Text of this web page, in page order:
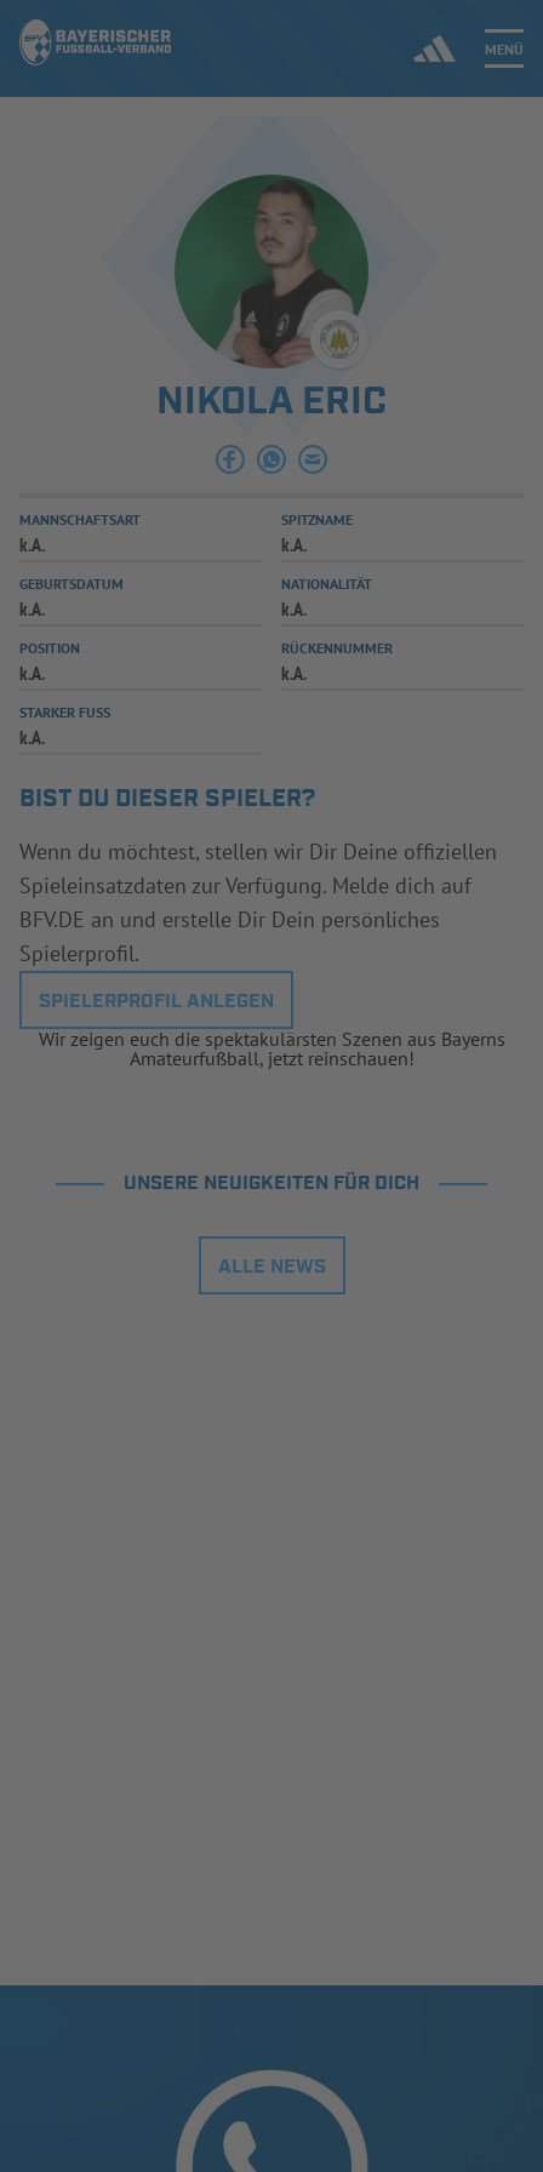
MENÜ
ERGEBNISSE & WETTBEWERBE
SPIELBETRIEB & VERBANDSLEBEN
AUSBILDUNG & FÖRDERUNG
SPIELPLUS
NIKOLA ERIC
MANNSCHAFTSART
k.A.
SPITZNAME
k.A.
GEBURTSDATUM
k.A.
NATIONALITÄT
k.A.
POSITION
k.A.
RÜCKENNUMMER
k.A.
STARKER FUSS
k.A.
BIST DU DIESER SPIELER?
Wenn du möchtest, stellen wir Dir Deine offiziellen
Spieleinsatzdaten zur Verfügung. Melde dich auf
BFV.DE an und erstelle Dir Dein persönliches
Spielerprofil.
SPIELERPROFIL ANLEGEN
Wir zeigen euch die spektakulärsten Szenen aus Bayerns
Amateurfußball, jetzt reinschauen!
UNSERE NEUIGKEITEN FÜR DICH
ALLE NEWS